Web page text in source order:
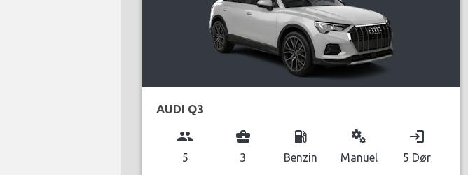
AUDI Q3
group
5
business_center
3
local_gas_station
Benzin
miscellaneous_services
Manuel
login
5 Dør